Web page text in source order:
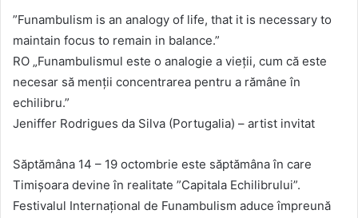
”Funambulism is an analogy of life, that it is necessary to
maintain focus to remain in balance.”
RO „Funambulismul este o analogie a vieții, cum că este
necesar să menții concentrarea pentru a rămâne în
echilibru.”
Jeniffer Rodrigues da Silva (Portugalia) – artist invitat
Săptămâna 14 – 19 octombrie este săptămâna în care
Timișoara devine în realitate ”Capitala Echilibrului”.
Festivalul Internațional de Funambulism aduce împreună